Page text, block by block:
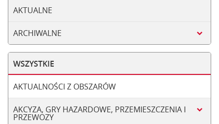
AKTUALNE
ARCHIWALNE
WSZYSTKIE
AKTUALNOŚCI Z OBSZARÓW
AKCYZA, GRY HAZARDOWE, PRZEMIESZCZENIA I
PRZEWOZY